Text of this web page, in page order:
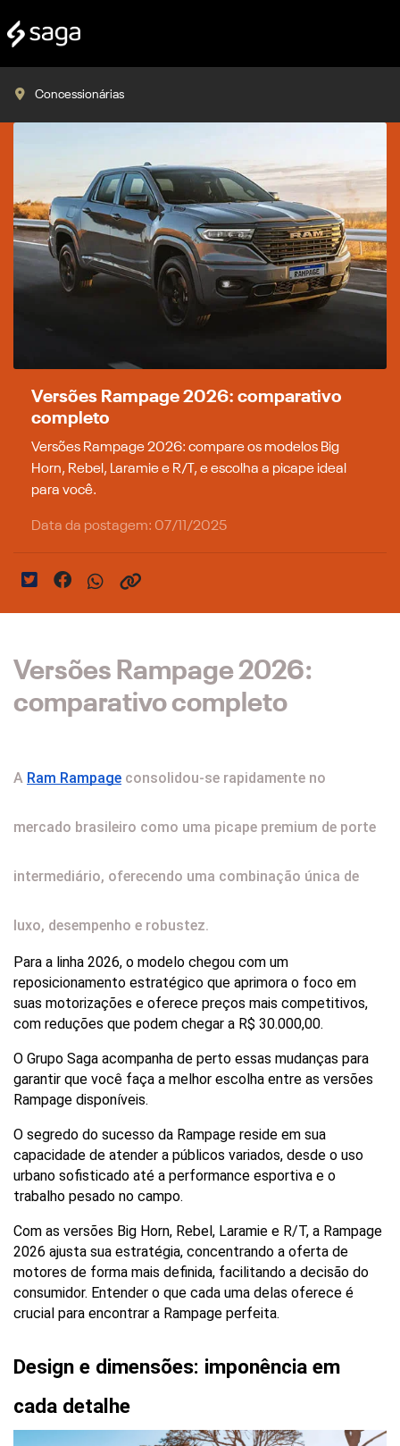
Concessionárias
Versões Rampage 2026: comparativo
completo
Versões Rampage 2026: compare os modelos Big
Horn, Rebel, Laramie e R/T, e escolha a picape ideal
para você.
Data da postagem: 07/11/2025
Versões Rampage 2026:
comparativo completo
A Ram Rampage consolidou-se rapidamente no
mercado brasileiro como uma picape premium de porte
intermediário, oferecendo uma combinação única de
luxo, desempenho e robustez.
Para a linha 2026, o modelo chegou com um
reposicionamento estratégico que aprimora o foco em
suas motorizações e oferece preços mais competitivos,
com reduções que podem chegar a R$ 30.000,00.
O Grupo Saga acompanha de perto essas mudanças para
garantir que você faça a melhor escolha entre as versões
Rampage disponíveis.
O segredo do sucesso da Rampage reside em sua
capacidade de atender a públicos variados, desde o uso
urbano sofisticado até a performance esportiva e o
trabalho pesado no campo.
Com as versões Big Horn, Rebel, Laramie e R/T, a Rampage
2026 ajusta sua estratégia, concentrando a oferta de
motores de forma mais definida, facilitando a decisão do
consumidor. Entender o que cada uma delas oferece é
crucial para encontrar a Rampage perfeita.
Design e dimensões: imponência em
cada detalhe